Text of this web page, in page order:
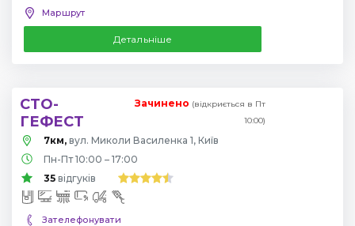
Маршрут
Детальніше
СТО-
ГЕФЕСТ
Зачинено (відкриється в Пт
10:00)
7км, вул. Миколи Василенка 1, Київ
Пн-Пт 10:00 – 17:00
35 відгуків
Зателефонувати